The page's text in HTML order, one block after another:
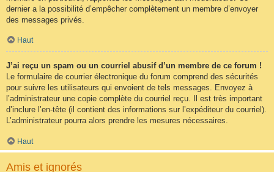
dernier a la possibilité d’empêcher complètement un membre d’envoyer
des messages privés.
Haut
J’ai reçu un spam ou un courriel abusif d’un membre de ce forum !
Le formulaire de courrier électronique du forum comprend des sécurités
pour suivre les utilisateurs qui envoient de tels messages. Envoyez à
l’administrateur une copie complète du courriel reçu. Il est très important
d’inclure l’en-tête (il contient des informations sur l’expéditeur du courriel).
L’administrateur pourra alors prendre les mesures nécessaires.
Haut
Amis et ignorés